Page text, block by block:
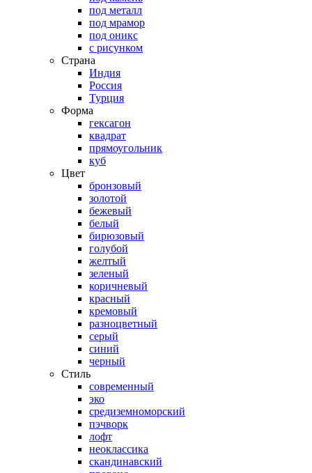
под металл
под мрамор
под оникс
с рисунком
Страна
Индия
Россия
Турция
Форма
гексагон
квадрат
прямоугольник
куб
Цвет
бронзовый
золотой
бежевый
белый
бирюзовый
голубой
желтый
зеленый
коричневый
красный
кремовый
разноцветный
серый
синий
черный
Стиль
современный
эко
средиземноморский
пэчворк
лофт
неоклассика
скандинавский